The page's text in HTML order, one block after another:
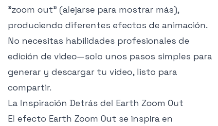
"zoom out" (alejarse para mostrar más),
produciendo diferentes efectos de animación.
No necesitas habilidades profesionales de
edición de video—solo unos pasos simples para
generar y descargar tu video, listo para
compartir.
La Inspiración Detrás del Earth Zoom Out
El efecto Earth Zoom Out se inspira en